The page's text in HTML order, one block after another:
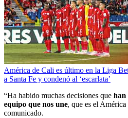
América de Cali es último en la Liga
a Santa Fe y condenó al ‘escarlata’
“Ha habido muchas decisiones que han
equipo que nos une, que es el
comunicado.